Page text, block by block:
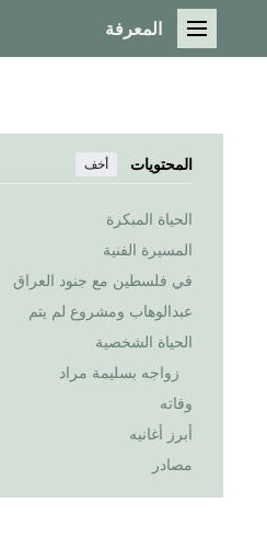
القائمة الرئيسية
المعرفة
المحتويات أخف
الحياة المبكرة
المسيرة الفنية
في فلسطين مع جنود العراق
عبدالوهاب ومشروع لم يتم
الحياة الشخصية
زواجه بسليمة مراد
وفاته
أبرز أغانيه
مصادر